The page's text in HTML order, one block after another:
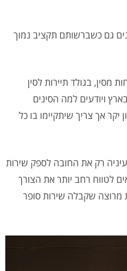
גם כשברשותם תקציב נמוך
מסין, בגולד תיירות לסין
ויודעים למה הסינים
אך צריך שיתקיימו בו כל
רק את החובה לספק שירות
לטווח רחב יותר את הצורך
שקבלה שירות סופר